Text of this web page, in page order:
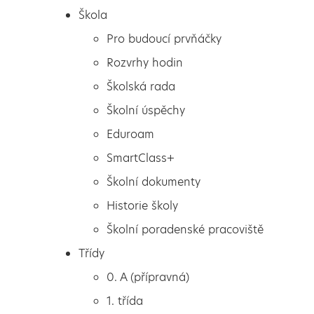
Pro budoucí prvňáčky
Rozvrhy hodin
Školská rada
Škola
Pro budoucí prvňáčky
Rozvrhy hodin
Školská rada
Školní úspěchy
Eduroam
SmartClass+
Školní dokumenty
Historie školy
Školní poradenské pracoviště
Třídy
0. A (přípravná)
1. třída
Pohled do aktivit Kroužku
Keramická dílna